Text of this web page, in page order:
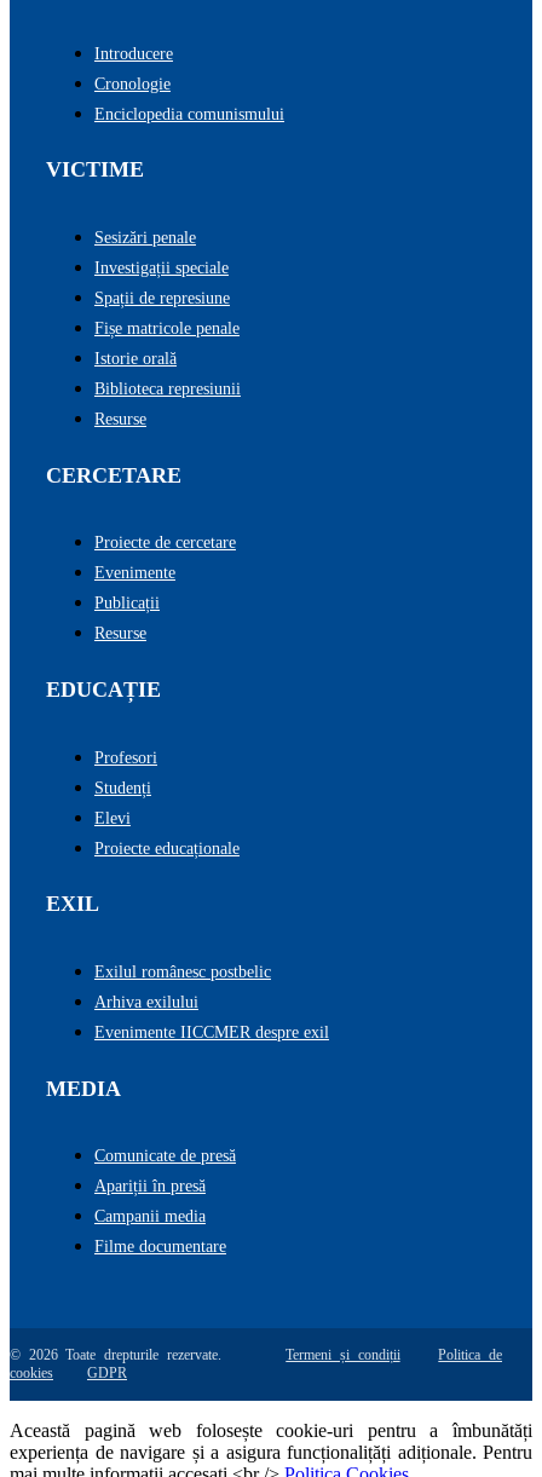
Introducere
Cronologie
Enciclopedia comunismului
VICTIME
Sesizări penale
Investigații speciale
Spații de represiune
Fișe matricole penale
Istorie orală
Biblioteca represiunii
Resurse
CERCETARE
Proiecte de cercetare
Evenimente
Publicații
Resurse
EDUCAȚIE
Profesori
Studenți
Elevi
Proiecte educaționale
EXIL
Exilul românesc postbelic
Arhiva exilului
Evenimente IICCMER despre exil
MEDIA
Comunicate de presă
Apariții în presă
Campanii media
Filme documentare
© 2026 Toate drepturile rezervate.Termeni și condiții
Politica de
cookies
GDPR
Această pagină web folosește cookie-uri pentru a îmbunătăți
experiența de navigare și a asigura funcționalițăți adiționale. Pentru